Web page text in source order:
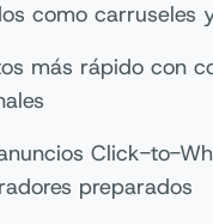
como carruseles
más rápido con
Click-to-
preparados